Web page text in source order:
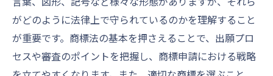
ビジネス拡大における商標の役割
商標申請をビジネス戦略に組み込む方法
商標保護を活用した競争優位性の確立
がどのように法律上で守られているのかを理解すること
が重要です。商標法の基本を押さえることで、出願プロ
セスや審査のポイントを把握し、商標申請における戦略